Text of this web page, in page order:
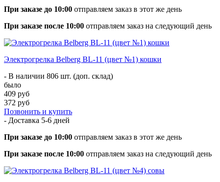
При заказе до 10:00 отправляем заказ в этот же день
При заказе после 10:00 отправляем заказ на следующий день
Электрогрелка Belberg BL-11 (цвет №1) кошки
- В наличии 806 шт. (доп. склад)
было
409 руб
372 руб
Позвонить и купить
- Доставка 5-6 дней
При заказе до 10:00 отправляем заказ в этот же день
При заказе после 10:00 отправляем заказ на следующий день